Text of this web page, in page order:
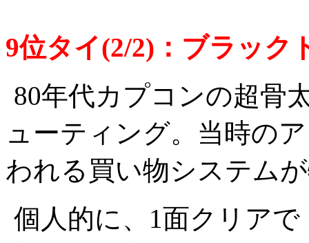
9位タイ(2/2)：ブラッ
80年代カプコンの超骨
ューティング。当時の
われる買い物システム
個人的に、1面クリア